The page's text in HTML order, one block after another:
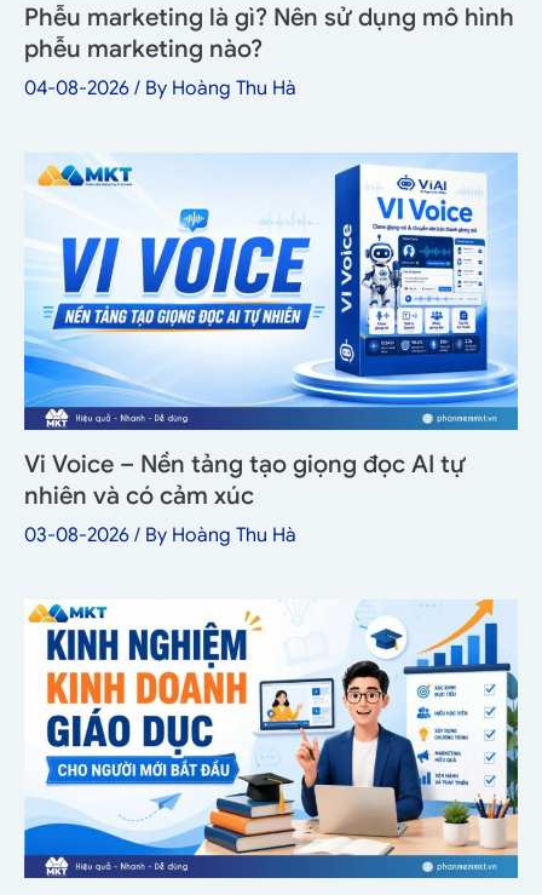
Phễu marketing là gì? Nên sử dụng mô hình
phễu marketing nào?
04-08-2026 / By Hoàng Thu Hà
Vi Voice – Nền tảng tạo giọng đọc AI tự
nhiên và có cảm xúc
03-08-2026 / By Hoàng Thu Hà